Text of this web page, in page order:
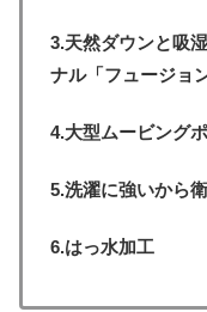
3.天然ダウンと吸
ナル「フュージョ
4.大型ムービング
5.洗濯に強いから
6.はっ水加工